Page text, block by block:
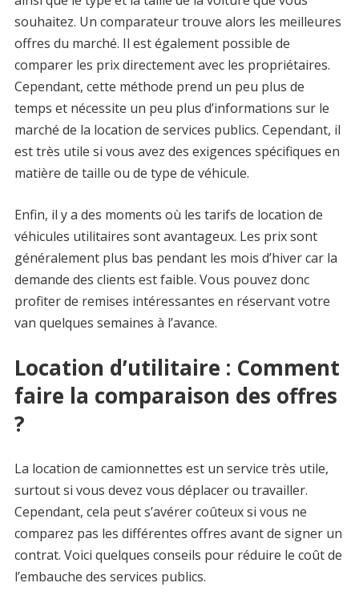
souhaitez. Un comparateur trouve alors les meilleures
offres du marché. Il est également possible de
comparer les prix directement avec les propriétaires.
Cependant, cette méthode prend un peu plus de
temps et nécessite un peu plus d’informations sur le
marché de la location de services publics. Cependant, il
est très utile si vous avez des exigences spécifiques en
matière de taille ou de type de véhicule.
Enfin, il y a des moments où les tarifs de location de
véhicules utilitaires sont avantageux. Les prix sont
généralement plus bas pendant les mois d’hiver car la
demande des clients est faible. Vous pouvez donc
profiter de remises intéressantes en réservant votre
van quelques semaines à l’avance.
Location d’utilitaire : Comment
faire la comparaison des offres
?
La location de camionnettes est un service très utile,
surtout si vous devez vous déplacer ou travailler.
Cependant, cela peut s’avérer coûteux si vous ne
comparez pas les différentes offres avant de signer un
contrat. Voici quelques conseils pour réduire le coût de
l’embauche des services publics.